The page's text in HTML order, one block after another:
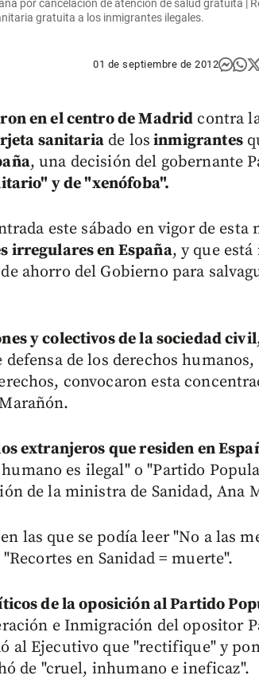
por cancelación de atención de salud gratuita |
gratuita a los inmigrantes ilegales.
01 de septiembre de 2012
en el centro de Madrid contra
sanitariade los inmigrantes
, una decisión del gobernante
y de "xenófoba".
este sábado en vigor de esta
irregulares en España, y que
ahorro del Gobierno para
y colectivos de la sociedad civil
de los derechos humanos,
convocaron esta
extranjeros que residen en
es ilegal" o "Partido
de la ministra de Sanidad, Ana
las que se podía leer "No a las
en Sanidad = muerte".
de la oposición al Partido
e Inmigración del opositor
al Ejecutivo que "rectifique" y
de "cruel, inhumano e ineficaz".